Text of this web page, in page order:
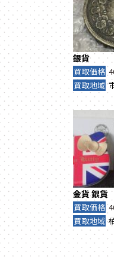
銀貨
買取価格
買取地域
金貨銀貨
買取価格
買取地域